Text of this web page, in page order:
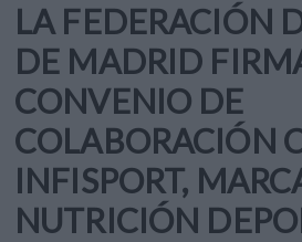
LA FEDERACIÓN
DE MADRID
CONVENIO DE
COLABORACIÓN
INFISPORT,
NUTRICIÓN